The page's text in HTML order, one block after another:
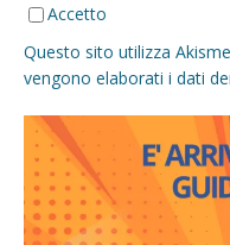
Accetto
Questo sito utilizza
vengono elaborati i dati